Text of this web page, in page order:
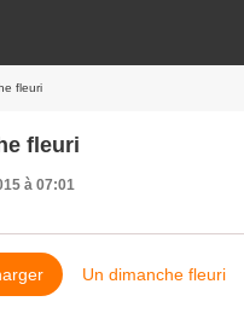
fleuri
fleuri
à 07:01
Un dimanche fleuri